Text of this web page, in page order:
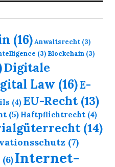
(16)Anwaltsrecht (3)
(3) Blockchain (3)
Digitale
Law (16)E-
(4) EU-Recht(13)
(5) Haftpflichtrecht (4)
(14)
(7)
(6)Internet-